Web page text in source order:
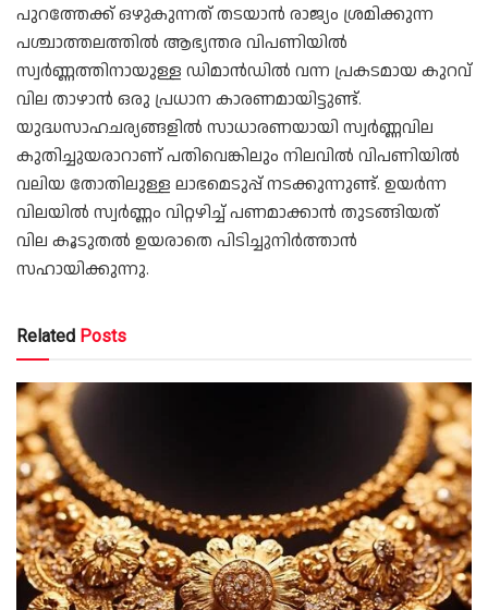
പുറത്തേക്ക് ഒഴുകുന്നത് തടയാൻ രാജ്യം ശ്രമിക്കുന്ന
പശ്ചാത്തലത്തിൽ ആഭ്യന്തര വിപണിയിൽ
സ്വർണ്ണത്തിനായുള്ള ഡിമാൻഡിൽ വന്ന പ്രകടമായ കുറവ്
വില താഴാൻ ഒരു പ്രധാന കാരണമായിട്ടുണ്ട്.
യുദ്ധസാഹചര്യങ്ങളിൽ സാധാരണയായി സ്വർണ്ണവില
കുതിച്ചുയരാറാണ് പതിവെങ്കിലും നിലവിൽ വിപണിയിൽ
വലിയ തോതിലുള്ള ലാഭമെടുപ്പ് നടക്കുന്നുണ്ട്. ഉയർന്ന
വിലയിൽ സ്വർണ്ണം വിറ്റഴിച്ച് പണമാക്കാൻ തുടങ്ങിയത്
വില കൂടുതൽ ഉയരാതെ പിടിച്ചുനിർത്താൻ
സഹായിക്കുന്നു.
Related Posts